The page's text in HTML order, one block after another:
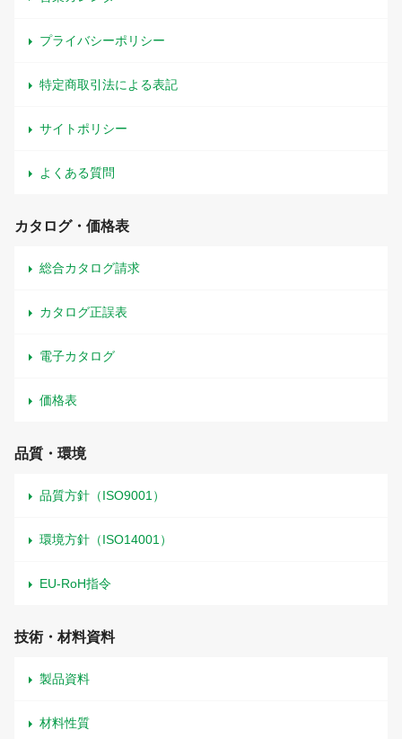
プライバシーポリシー
特定商取引法による表記
サイトポリシー
よくある質問
カタログ・価格表
総合カタログ請求
カタログ正誤表
電子カタログ
価格表
品質・環境
品質方針（ISO9001）
環境方針（ISO14001）
EU-RoH指令
技術・材料資料
製品資料
材料性質